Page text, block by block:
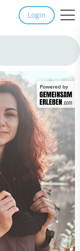
Login
Powered by